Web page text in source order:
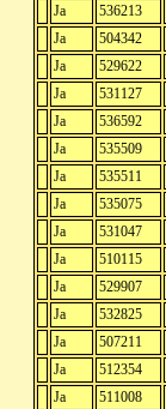
Ja
536213
Ja
504342
Ja
529622
Ja
531127
Ja
536592
Ja
535509
Ja
535511
Ja
535075
Ja
531047
Ja
510115
Ja
529907
Ja
532825
Ja
507211
Ja
512354
Ja
511008